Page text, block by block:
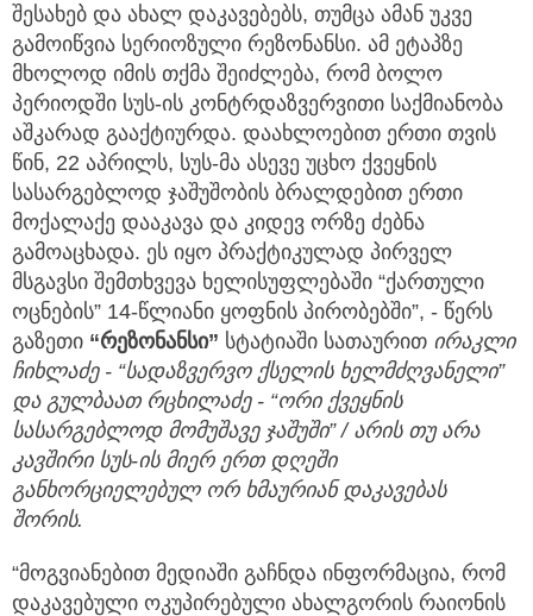
შესახებ და ახალ დაკავებებს, თუმცა ამან უკვე
გამოიწვია სერიოზული რეზონანსი. ამ ეტაპზე
მხოლოდ იმის თქმა შეიძლება, რომ ბოლო
პერიოდში სუს-ის კონტრდაზვერვითი საქმიანობა
აშკარად გააქტიურდა. დაახლოებით ერთი თვის
წინ, 22 აპრილს, სუს-მა ასევე უცხო ქვეყნის
სასარგებლოდ ჯაშუშობის ბრალდებით ერთი
მოქალაქე დააკავა და კიდევ ორზე ძებნა
გამოაცხადა. ეს იყო პრაქტიკულად პირველ
მსგავსი შემთხვევა ხელისუფლებაში “ქართული
ოცნების” 14-წლიანი ყოფნის პირობებში”, - წერს
გაზეთი “რეზონანსი” სტატიაში სათაურით ირაკლი
ჩიხლაძე - “სადაზვერვო ქსელის ხელმძღვანელი”
და გულბაათ რცხილაძე - “ორი ქვეყნის
სასარგებლოდ მომუშავე ჯაშუში” / არის თუ არა
კავშირი სუს-ის მიერ ერთ დღეში
განხორციელებულ ორ ხმაურიან დაკავებას
შორის.
“მოგვიანებით მედიაში გაჩნდა ინფორმაცია, რომ
დაკავებული ოკუპირებული ახალგორის რაიონის